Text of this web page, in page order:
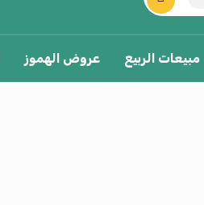
مبيعات الربيع عروض الهموز